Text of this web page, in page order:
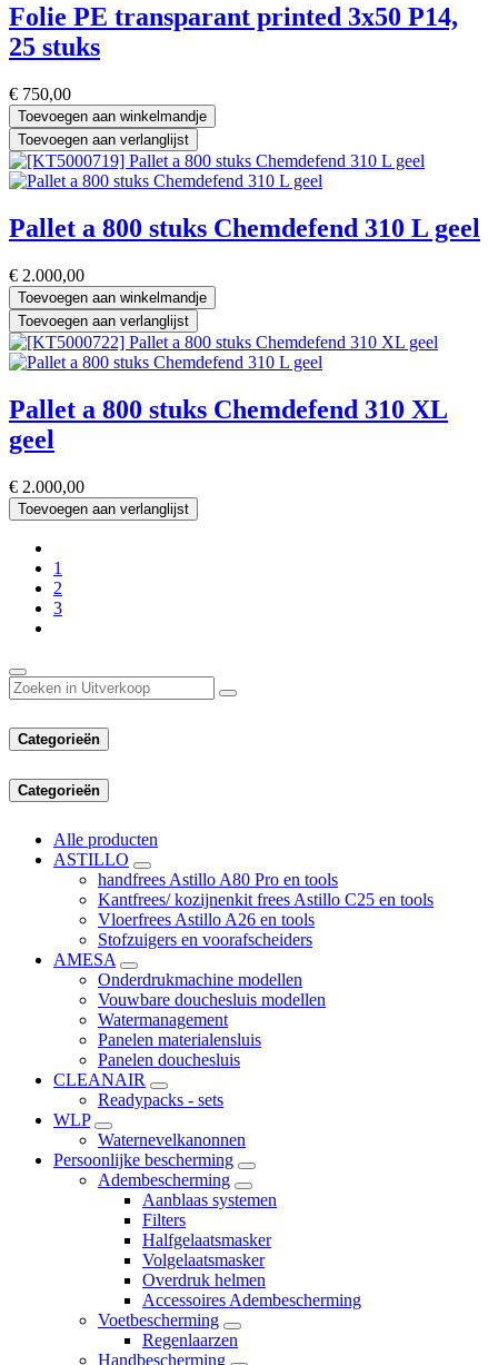
Folie PE transparant printed 3x50 P14,
25 stuks
€ 750,00
Toevoegen aan winkelmandje
Toevoegen aan verlanglijst
Pallet a 800 stuks Chemdefend 310 L geel
€ 2.000,00
Toevoegen aan winkelmandje
Toevoegen aan verlanglijst
Pallet a 800 stuks Chemdefend 310 XL
geel
€ 2.000,00
Toevoegen aan verlanglijst
1
2
3
Categorieën
Categorieën
Alle producten
ASTILLO
handfrees Astillo A80 Pro en tools
Kantfrees/ kozijnenkit frees Astillo C25 en tools
Vloerfrees Astillo A26 en tools
Stofzuigers en voorafscheiders
AMESA
Onderdrukmachine modellen
Vouwbare douchesluis modellen
Watermanagement
Panelen materialensluis
Panelen douchesluis
CLEANAIR
Readypacks - sets
WLP
Waternevelkanonnen
Persoonlijke bescherming
Adembescherming
Aanblaas systemen
Filters
Halfgelaatsmasker
Volgelaatsmasker
Overdruk helmen
Accessoires Adembescherming
Voetbescherming
Regenlaarzen
Handbescherming